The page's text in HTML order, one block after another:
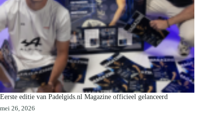
Eerste editie van Padelgids.nl Magazine officieel gelanceerd
mei 26, 2026